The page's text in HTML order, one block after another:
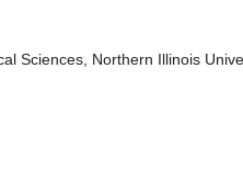
Sciences, Northern Illinois